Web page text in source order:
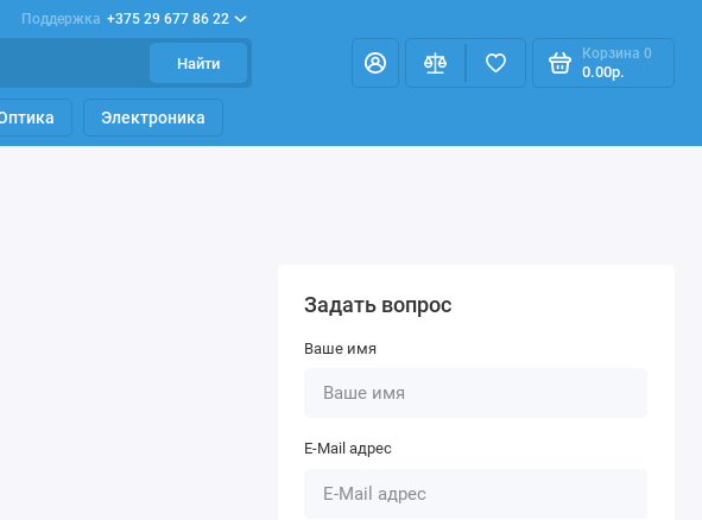
Поддержка +375 29 677 86 22
Найти
Корзина 0
0.00р.
Электроника
Задать вопрос
Ваше имя
E-Mail адрес